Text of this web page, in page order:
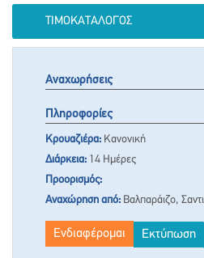
ΤΙΜΟΚΑΤΆΛΟΓΟΣ
Αναχωρήσεις
Πληροφορίες
Κρουαζιέρα: Κανονική
Διάρκεια: 14 Ημέρες
Προορισμός:
Αναχώρηση από: Βαλπαράιζο,
Ενδιαφέρομαι Εκτύπωση